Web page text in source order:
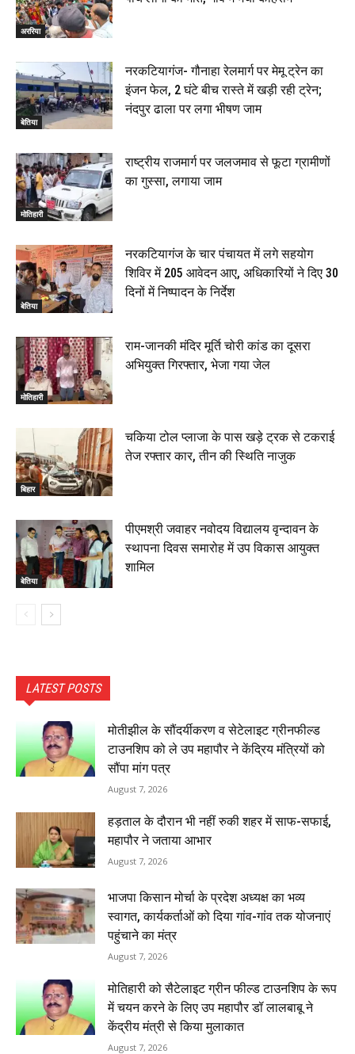
अररिया
बेतिया
नरकटियागंज- गौनाहा रेलमार्ग पर मेमू ट्रेन का
इंजन फेल, 2 घंटे बीच रास्ते में खड़ी रही ट्रेन;
नंदपुर ढाला पर लगा भीषण जाम
मोतिहारी
राष्ट्रीय राजमार्ग पर जलजमाव से फूटा ग्रामीणों
का गुस्सा, लगाया जाम
बेतिया
नरकटियागंज के चार पंचायत में लगे सहयोग
शिविर में 205 आवेदन आए, अधिकारियों ने दिए 30
दिनों में निष्पादन के निर्देश
मोतिहारी
राम-जानकी मंदिर मूर्ति चोरी कांड का दूसरा
अभियुक्त गिरफ्तार, भेजा गया जेल
बिहार
चकिया टोल प्लाजा के पास खड़े ट्रक से टकराई
तेज रफ्तार कार, तीन की स्थिति नाजुक
बेतिया
पीएमश्री जवाहर नवोदय विद्यालय वृन्दावन के
स्थापना दिवस समारोह में उप विकास आयुक्त
शामिल
LATEST POSTS
मोतीझील के सौंदर्यीकरण व सेटेलाइट ग्रीनफील्ड
टाउनशिप को ले उप महापौर ने केंद्रिय मंत्रियों को
सौंपा मांग पत्र
August 7, 2026
हड़ताल के दौरान भी नहीं रुकी शहर में साफ-सफाई,
महापौर ने जताया आभार
August 7, 2026
भाजपा किसान मोर्चा के प्रदेश अध्यक्ष का भव्य
स्वागत, कार्यकर्ताओं को दिया गांव-गांव तक योजनाएं
पहुंचाने का मंत्र
August 7, 2026
मोतिहारी को सैटेलाइट ग्रीन फील्ड टाउनशिप के रूप
में चयन करने के लिए उप महापौर डॉ लालबाबू ने
केंद्रीय मंत्री से किया मुलाकात
August 7, 2026